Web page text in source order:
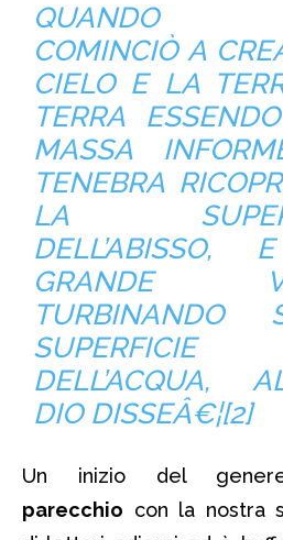
QUANDO
COMINCIÒ A
CIELO E LA
TERRA
MASSA
TENEBRA
LA
DELL’ABISSO,
GRANDE
TURBINANDO
SUPERFICIE
DELL’ACQUA,
DIO DISSEÂ€¦[2]
Un inizio del
parecchio con la nostra